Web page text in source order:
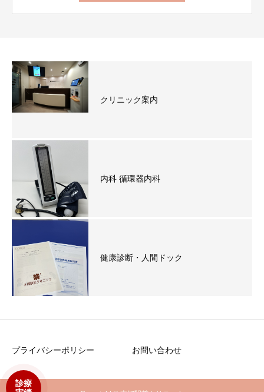
診療
クリニック案内
内科 循環器内科
健康診断・人間ドック
プライバシーポリシー お問い合わせ